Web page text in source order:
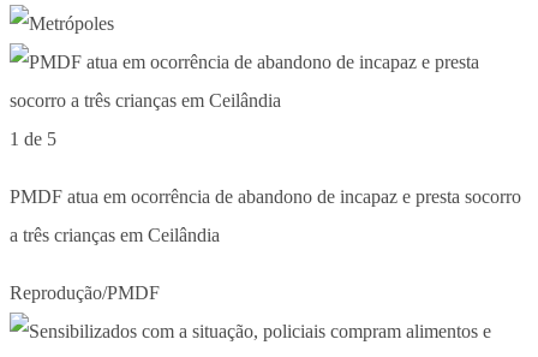
1 de 5
PMDF atua em ocorrência de abandono de incapaz e presta socorro
a três crianças em Ceilândia
Reprodução/PMDF